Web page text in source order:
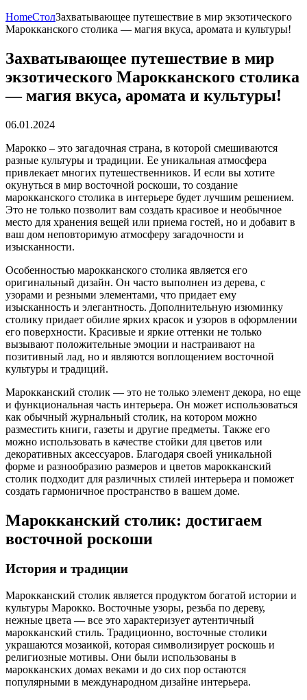
HomeСтолЗахватывающее путешествие в мир экзотического
Марокканского столика — магия вкуса, аромата и культуры!
Захватывающее путешествие в мир
экзотического Марокканского столика
— магия вкуса, аромата и культуры!
06.01.2024
Марокко – это загадочная страна, в которой смешиваются
разные культуры и традиции. Ее уникальная атмосфера
привлекает многих путешественников. И если вы хотите
окунуться в мир восточной роскоши, то создание
марокканского столика в интерьере будет лучшим решением.
Это не только позволит вам создать красивое и необычное
место для хранения вещей или приема гостей, но и добавит в
ваш дом неповторимую атмосферу загадочности и
изысканности.
Особенностью марокканского столика является его
оригинальный дизайн. Он часто выполнен из дерева, с
узорами и резными элементами, что придает ему
изысканность и элегантность. Дополнительную изюминку
столику придает обилие ярких красок и узоров в оформлении
его поверхности. Красивые и яркие оттенки не только
вызывают положительные эмоции и настраивают на
позитивный лад, но и являются воплощением восточной
культуры и традиций.
Марокканский столик — это не только элемент декора, но еще
и функциональная часть интерьера. Он может использоваться
как обычный журнальный столик, на котором можно
разместить книги, газеты и другие предметы. Также его
можно использовать в качестве стойки для цветов или
декоративных аксессуаров. Благодаря своей уникальной
форме и разнообразию размеров и цветов марокканский
столик подходит для различных стилей интерьера и поможет
создать гармоничное пространство в вашем доме.
Марокканский столик: достигаем
восточной роскоши
История и традиции
Марокканский столик является продуктом богатой истории и
культуры Марокко. Восточные узоры, резьба по дереву,
нежные цвета — все это характеризует аутентичный
марокканский стиль. Традиционно, восточные столики
украшаются мозаикой, которая символизирует роскошь и
религиозные мотивы. Они были использованы в
марокканских домах веками и до сих пор остаются
популярными в международном дизайне интерьера.